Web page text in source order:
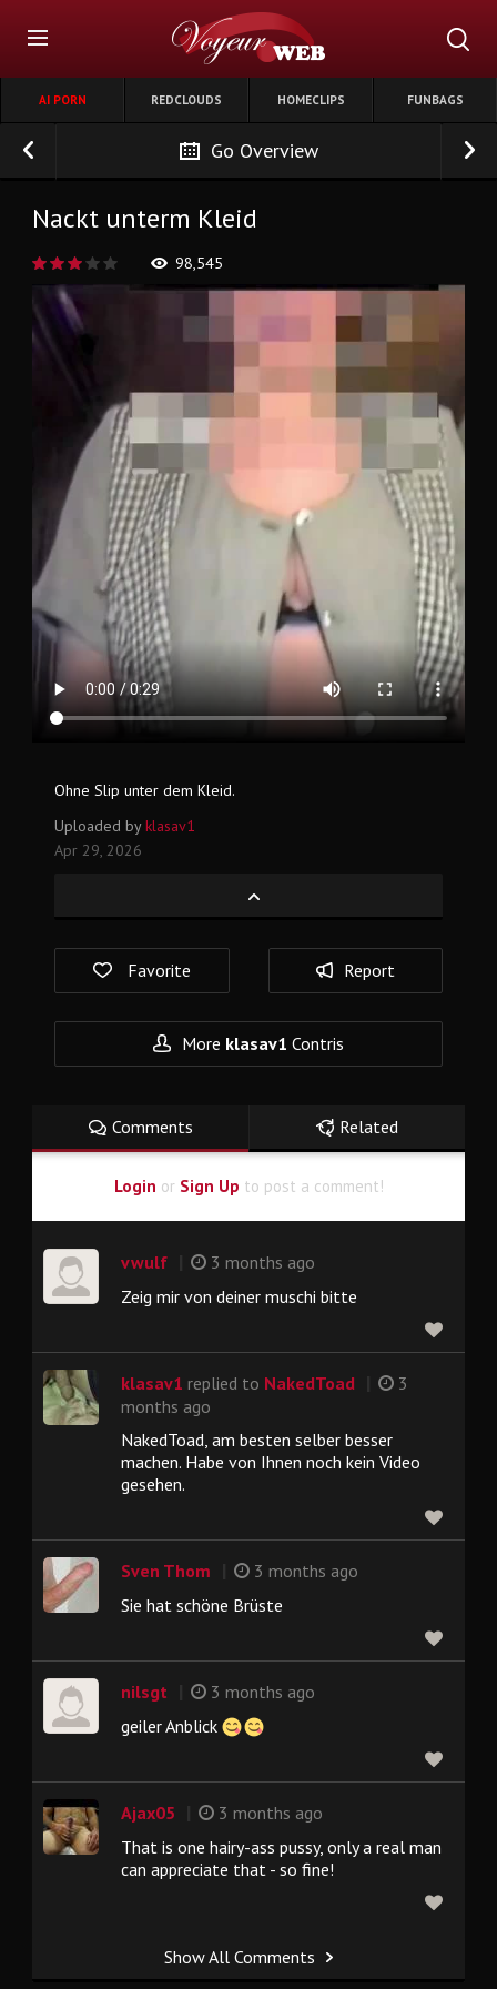
AI PORN REDCLOUDS HOMECLIPS FUNBAGS
Go Overview
Nackt unterm Kleid
98,545
Ohne Slip unter dem Kleid.
Uploaded byklasav1
Apr 29, 2026
Favorite Report
More klasav1 Contris
Comments Related
Login or Sign Up to post a comment!
vwulf
3 months ago
Zeig mir von deiner muschi bitte
klasav1 replied to NakedToad
3
months ago
NakedToad, am besten selber besser
machen. Habe von Ihnen noch kein Video
gesehen.
Sven Thom
3 months ago
Sie hat schöne Brüste
nilsgt
3 months ago
geiler Anblick
Ajax05
3 months ago
That is one hairy-ass pussy, only a real man
can appreciate that - so fine!
Show All Comments